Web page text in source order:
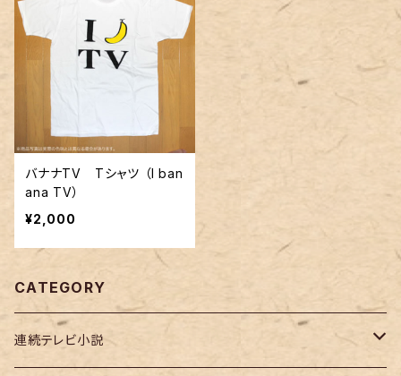
バナナTV Tシャツ （I ban
ana TV）
¥2,000
CATEGORY
連続テレビ小説